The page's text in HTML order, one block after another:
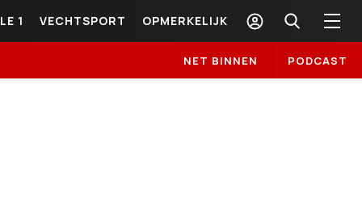
1 VECHTSPORT OPMERKELIJK
NET BINNEN PODCAST